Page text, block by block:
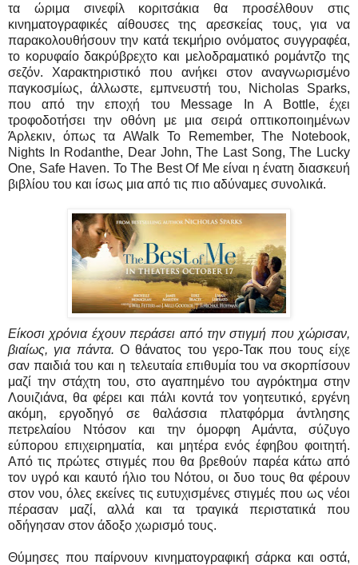
τα ώριμα σινεφίλ κοριτσάκια θα προσέλθουν στις
κινηματογραφικές αίθουσες της αρεσκείας τους, για να
παρακολουθήσουν την κατά τεκμήριο ονόματος συγγραφέα,
το κορυφαίο δακρύβρεχτο και μελοδραματικό ρομάντζο της
σεζόν. Χαρακτηριστικό που ανήκει στον αναγνωρισμένο
παγκοσμίως, άλλωστε, εμπνευστή του, Nicholas Sparks,
που από την εποχή του Message In A Bottle, έχει
τροφοδοτήσει την οθόνη με μια σειρά οπτικοποιημένων
Άρλεκιν, όπως τα AWalk To Remember, The Notebook,
Nights In Rodanthe, Dear John, The Last Song, The Lucky
One, Safe Haven. Το The Best Of Me είναι η ένατη διασκευή
βιβλίου του και ίσως μια από τις πιο αδύναμες συνολικά.
Είκοσι χρόνια έχουν περάσει από την στιγμή που χώρισαν,
βιαίως, για πάντα. Ο θάνατος του γερο-Τακ που τους είχε
σαν παιδιά του και η τελευταία επιθυμία του να σκορπίσουν
μαζί την στάχτη του, στο αγαπημένο του αγρόκτημα στην
Λουιζιάνα, θα φέρει και πάλι κοντά τον γοητευτικό, εργένη
ακόμη, εργοδηγό σε θαλάσσια πλατφόρμα άντλησης
πετρελαίου Ντόσον και την όμορφη Αμάντα, σύζυγο
εύπορου επιχειρηματία, και μητέρα ενός έφηβου φοιτητή.
Από τις πρώτες στιγμές που θα βρεθούν παρέα κάτω από
τον υγρό και καυτό ήλιο του Νότου, οι δυο τους θα φέρουν
στον νου, όλες εκείνες τις ευτυχισμένες στιγμές που ως νέοι
πέρασαν μαζί, αλλά και τα τραγικά περιστατικά που
οδήγησαν στον άδοξο χωρισμό τους.
Θύμησες που παίρνουν κινηματογραφική σάρκα και οστά,